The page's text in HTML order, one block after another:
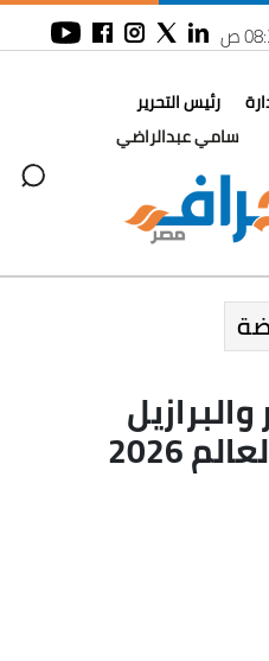
رئيس التحرير
سامي عبدالراضي
2026